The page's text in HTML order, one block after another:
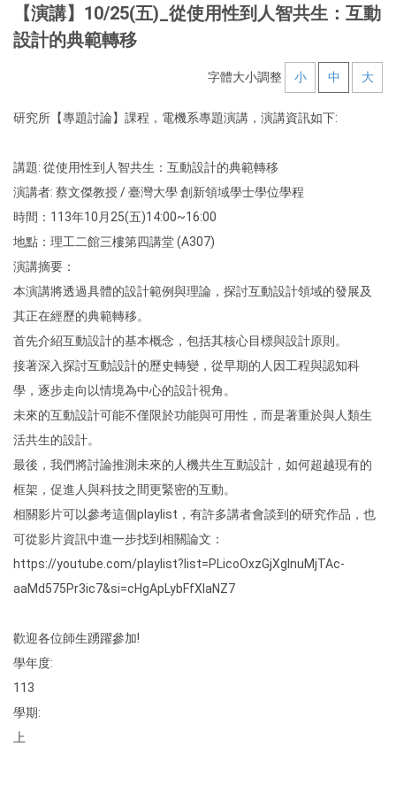
【演講】10/25(五)_從使用性到人智共生：互動
設計的典範轉移
字體大小調整 小 中 大
研究所【專題討論】課程，電機系專題演講，演講資訊如下:
講題: 從使用性到人智共生：互動設計的典範轉移
演講者: 蔡文傑教授 / 臺灣大學 創新領域學士學位學程
時間：113年10月25(五)14:00~16:00
地點：理工二館三樓第四講堂 (A307)
演講摘要：
本演講將透過具體的設計範例與理論，探討互動設計領域的發展及
其正在經歷的典範轉移。
首先介紹互動設計的基本概念，包括其核心目標與設計原則。
接著深入探討互動設計的歷史轉變，從早期的人因工程與認知科
學，逐步走向以情境為中心的設計視角。
未來的互動設計可能不僅限於功能與可用性，而是著重於與人類生
活共生的設計。
最後，我們將討論推測未來的人機共生互動設計，如何超越現有的
框架，促進人與科技之間更緊密的互動。
相關影片可以參考這個playlist，有許多講者會談到的研究作品，也
可從影片資訊中進一步找到相關論文：
https://youtube.com/playlist?list=PLicoOxzGjXglnuMjTAc-
aaMd575Pr3ic7&si=cHgApLybFfXIaNZ7
歡迎各位師生踴躍參加!
學年度:
113
學期:
上